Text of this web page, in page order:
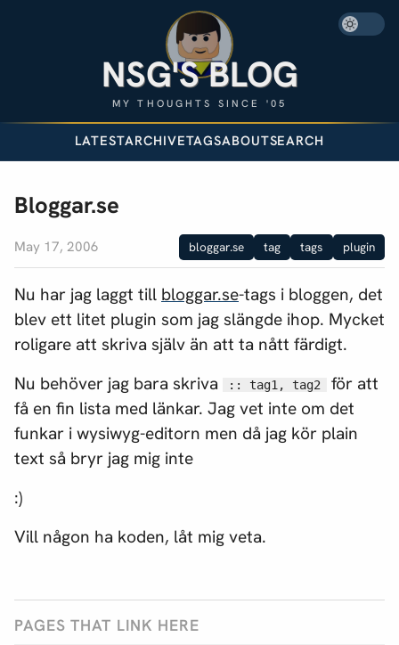
NSG'S BLOG
MY THOUGHTS SINCE '05
LATESTARCHIVETAGSABOUTSEARCH
Bloggar.se
May 17, 2006 bloggar.se tag tags plugin
Nu har jag laggt till bloggar.se-tags i bloggen, det
blev ett litet plugin som jag slängde ihop. Mycket
roligare att skriva själv än att ta nått färdigt.
Nu behöver jag bara skriva
:: tag1, tag2
för att
få en fin lista med länkar. Jag vet inte om det
funkar i wysiwyg-editorn men då jag kör plain
text så bryr jag mig inte
:)
Vill någon ha koden, låt mig veta.
PAGES THAT LINK HERE